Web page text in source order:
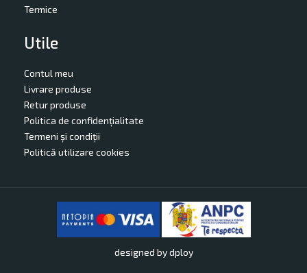
Termice
Utile
Contul meu
Livrare produse
Retur produse
Politica de confidențialitate
Termeni și condiții
Politică utilizare cookies
designed bydploy